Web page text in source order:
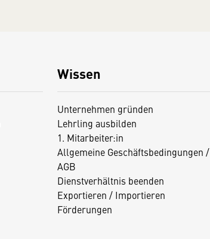
Wissen
Unternehmen gründen
Lehrling ausbilden
1. Mitarbeiter:in
Allgemeine Geschäftsbedingungen /
AGB
Dienstverhältnis beenden
Exportieren / Importieren
Förderungen